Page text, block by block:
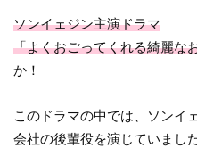
ソンイェジン主演ドラマ
「よくおごってくれる綺麗な
か！
このドラマの中では、ソンイ
会社の後輩役を演じていまし